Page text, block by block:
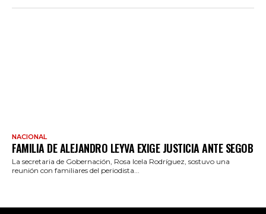
NACIONAL
FAMILIA DE ALEJANDRO LEYVA EXIGE JUSTICIA ANTE SEGOB
La secretaria de Gobernación, Rosa Icela Rodríguez, sostuvo una
reunión con familiares del periodista...